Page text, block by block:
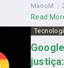
MarioM
Read